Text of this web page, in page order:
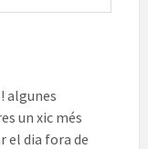
algunes
un xic més
el dia fora de